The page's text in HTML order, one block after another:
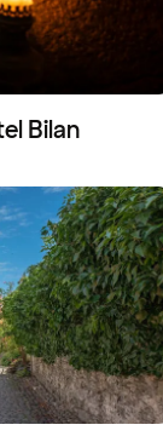
Bilan